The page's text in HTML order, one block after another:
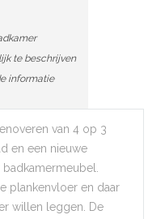
te beschrijven
informatie